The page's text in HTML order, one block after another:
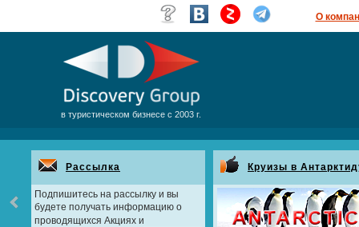
О
в туристическом бизнесе с 2003 г.
Рассылка
Подпишитесь на рассылку и вы
будете получать информацию о
проводящихся Акциях и
Круизы в